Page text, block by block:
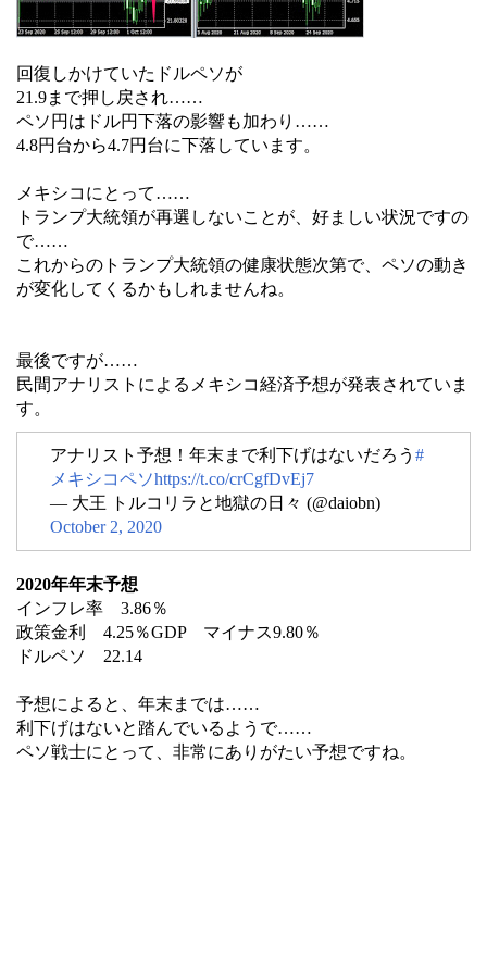
回復しかけていたドルペソが
21.9まで押し戻され……
ペソ円はドル円下落の影響も加わり……
4.8円台から4.7円台に下落しています。
メキシコにとって……
トランプ大統領が再選しないことが、好ましい状況ですの
で……
これからのトランプ大統領の健康状態次第で、ペソの動き
が変化してくるかもしれませんね。
最後ですが……
民間アナリストによるメキシコ経済予想が発表されていま
す。
アナリスト予想！年末まで利下げはないだろう #
メキシコペソhttps://t.co/crCgfDvEj7
— 大王 トルコリラと地獄の日々 (@daiobn)
October 2, 2020
2020年年末予想
インフレ率 3.86％
政策金利 4.25％GDP マイナス9.80％
ドルペソ 22.14
予想によると、年末までは……
利下げはないと踏んでいるようで……
ペソ戦士にとって、非常にありがたい予想ですね。